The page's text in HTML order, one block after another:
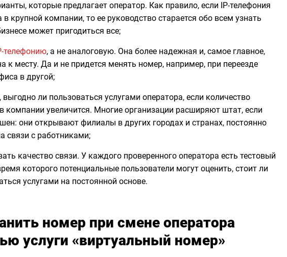
которые предлагает оператор. Как правило, если IP-телефония
крупной компании, то ее руководство старается обо всем узнать
может пригодиться все;
телефонию, а не аналоговую. Она более надежная и, самое главное,
к месту. Да и не придется менять номер, например, при переезде
в другой;
выгодно ли пользоваться услугами оператора, если количество
компании увеличится. Многие организации расширяют штат, если
они открывают филиалы в других городах и странах, постоянно
связи с работниками;
качество связи. У каждого проверенного оператора есть тестовый
которого потенциальные пользователи могут оценить, стоит ли
услугами на постоянной основе.
номер при смене оператора
услуги «виртуальный номер»